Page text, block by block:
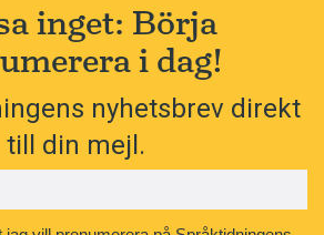
inget: Börja
i dag!
nyhetsbrev direkt
till din mejl.